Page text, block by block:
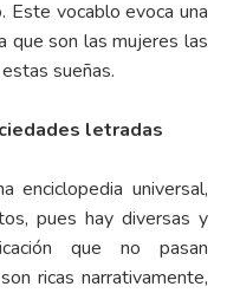
Este vocablo evoca una
que son las mujeres las
sueñas.
letradas
enciclopedia universal,
pues hay diversas y
que no pasan
ricas narrativamente,